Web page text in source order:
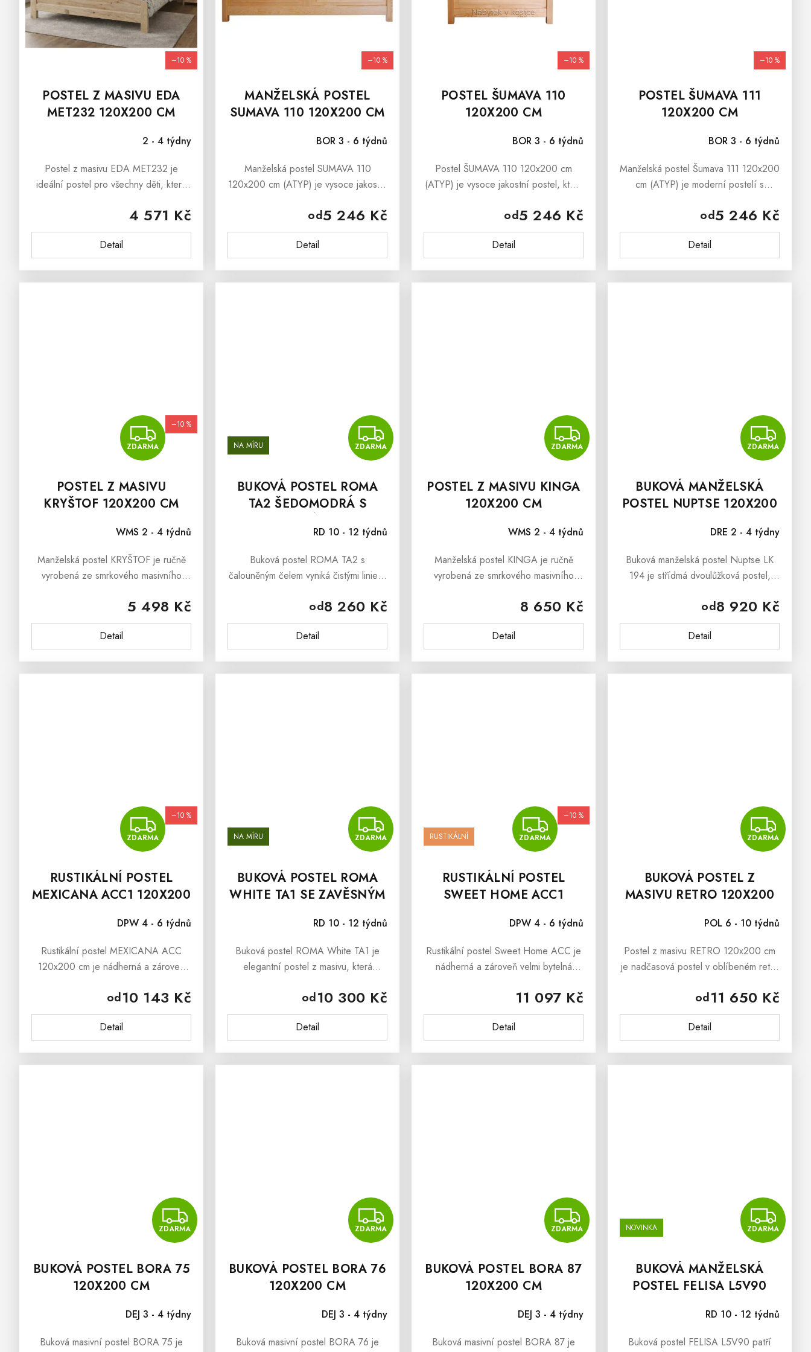
U
K
T
–10 %
POSTEL Z MASIVU EDA
MET232 120X200 CM
2 - 4 týdny
4 571 Kč
Detail
Postel z masivu EDA MET232 je
ideální postel pro všechny děti, které
zároveň je ideální manželská
postel.Postel z masivu EDA
MET232 je vyrobena...
–10 %
MANŽELSKÁ POSTEL
SUMAVA 110 120X200 CM
BOR 3 - 6 týdnů
od5 246 Kč
Detail
Manželská postel SUMAVA 110
120x200 cm (ATYP) je vysoce jakostní
klientelu. Je vyrobena z borovicového
masívu. Postel SUMAVA 110...
–10 %
POSTEL ŠUMAVA 110
120X200 CM
BOR 3 - 6 týdnů
od5 246 Kč
Detail
Postel ŠUMAVA 110 120x200 cm
(ATYP) je vysoce jakostní postel, která
vyrobena z borovicového masívu.
Postel Šumava 110 dodáváme
včetně...
–10 %
POSTEL ŠUMAVA 111
120X200 CM
BOR 3 - 6 týdnů
od5 246 Kč
Detail
Manželská postel Šumava 111 120x200
cm (ATYP) je moderní postelí s
kvalitního borovicového masívu.
Součástí postele je laťkový rošt.
Manželská...
ZDARMA
ZDARMA
–10 %
POSTEL Z MASIVU
KRYŠTOF 120X200 CM
WMS 2 - 4 týdnů
5 498 Kč
Detail
Manželská postel KRYŠTOF je ručně
vyrobená ze smrkového masivního
lakem, který je ředěný vodou.
Manželská postel KRYŠTOF je...
NA MÍRU ZDARMA
ZDARMA
BUKOVÁ POSTEL ROMA
TA2 ŠEDOMODRÁ S
RD 10 - 12 týdnů
od8 260 Kč
Detail
Buková postel ROMA TA2 s
čalouněným čelem vyniká čistými liniemi
kvalitní postele z masivu. Součástí je
rošt v ceně – stačí už jen zvolit...
ZDARMA
ZDARMA
POSTEL Z MASIVU KINGA
120X200 CM
WMS 2 - 4 týdnů
8 650 Kč
Detail
Manželská postel KINGA je ručně
vyrobená ze smrkového masivního
lakem, který je ředěný vodou.
Manželská postel KINGA je...
ZDARMA
BUKOVÁ MANŽELSKÁ
POSTEL NUPTSE 120X200
DRE 2 - 4 týdny
od8 920 Kč
Detail
Buková manželská postel Nuptse LK
194 je střídmá dvoulůžková postel,
bukového dřeva. Masivní dřevo je
zdravotně nezávadný materiál, který
je...
ZDARMA
ZDARMA
–10 %
RUSTIKÁLNÍ POSTEL
MEXICANA ACC1 120X200
DPW 4 - 6 týdnů
od10 143 Kč
Detail
Rustikální postel MEXICANA ACC
120x200 cm je nádherná a zároveň
dozajista získá Vaši přízeň. Rustikální
postel MEXICANA ACC je...
NA MÍRU ZDARMA
ZDARMA
BUKOVÁ POSTEL ROMA
WHITE TA1 SE ZAVĚSNÝM
RD 10 - 12 týdnů
od10 300 Kč
Detail
Buková postel ROMA White TA1 je
elegantní postel z masivu, která
odpočinek. Hlavním tahákem je
závěsné čalouněné čelo, které slouží
jako...
RUSTIKÁLNÍ ZDARMA
ZDARMA
–10 %
RUSTIKÁLNÍ POSTEL
SWEET HOME ACC1
DPW 4 - 6 týdnů
11 097 Kč
Detail
Rustikální postel Sweet Home ACC je
nádherná a zároveň velmi bytelná
Vaši přízeň. Postel z masivu je
ošetřena pouze...
ZDARMA
BUKOVÁ POSTEL Z
MASIVU RETRO 120X200
POL 6 - 10 týdnů
od11 650 Kč
Detail
Postel z masivu RETRO 120x200 cm
je nadčasová postel v oblíbeném retro
bukového dřeva. Retro nábytek je
nejen funkční, ale také krásný a...
ZDARMA
ZDARMA
BUKOVÁ POSTEL BORA 75
120X200 CM
DEJ 3 - 4 týdny
Buková masivní postel BORA 75 je
ZDARMA
ZDARMA
BUKOVÁ POSTEL BORA 76
120X200 CM
DEJ 3 - 4 týdny
Buková masivní postel BORA 76 je
ZDARMA
ZDARMA
BUKOVÁ POSTEL BORA 87
120X200 CM
DEJ 3 - 4 týdny
Buková masivní postel BORA 87 je
NOVINKA ZDARMA
BUKOVÁ MANŽELSKÁ
POSTEL FELISA L5V90
RD 10 - 12 týdnů
Buková postel FELISA L5V90 patří